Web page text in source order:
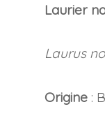
Laurier
Laurus
Origine :